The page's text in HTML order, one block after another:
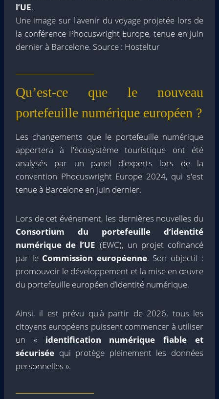
l’UE.
Une image sur l'avenir du voyage projetée lors de
la conférence Phocuswright Europe, tenue en juin
dernier à Barcelone. Source : Hosteltur
Qu’est-ce que le nouveau
portefeuille numérique européen ?
Les changements que le portefeuille numérique
apportera à l'écosystème touristique ont été
analysés par un panel d'experts lors de la
convention Phocuswright Europe 2024, qui s'est
tenue à Barcelone en juin dernier.
Lors de cet événement, les dernières nouvelles du
Consortium du portefeuille d’identité
numérique de l’UE (EWC), un projet cofinancé
par le Commission européenne. Son objectif :
promouvoir le développement et la mise en œuvre
du portefeuille européen d’identité numérique.
Ainsi, il est prévu qu'à partir de 2026, tous les
citoyens européens puissent commencer à utiliser
un « identification numérique fiable et
sécurisée qui protège pleinement les données
personnelles ».